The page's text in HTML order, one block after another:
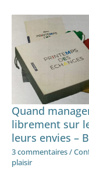
Quand
librement sur
leurs envies –
3 commentaires/
plaisir
managers
collaborateurs
s’expriment
librement
leurs
vécus,
leurs
ressentis
et